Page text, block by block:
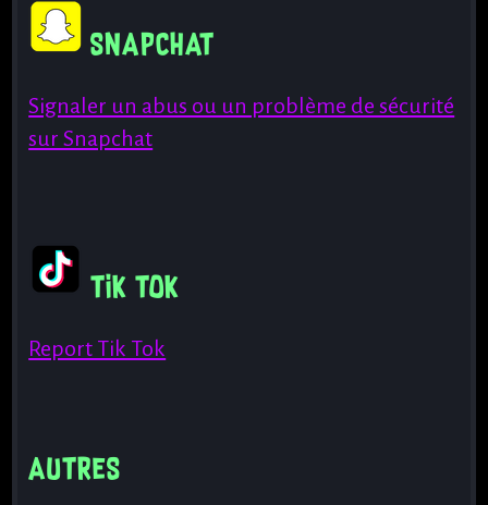
Snapchat
Signaler un abus ou un problème de sécurité
sur Snapchat
Tik Tok
Report Tik Tok
AUTRES